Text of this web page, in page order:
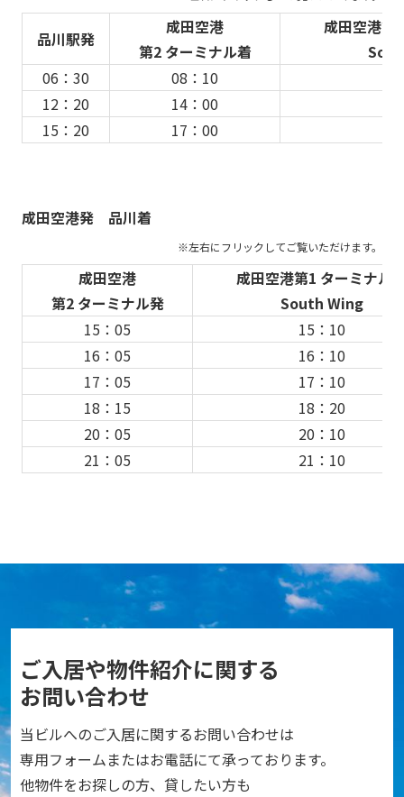
品川駅発
成田空港
第2 ターミナル着
成田空港第
06：30
08：10
12：20
14：00
15：20
17：00
成田空港発 品川着
成田空港
第2 ターミナル発
成田空港第1 ターミナル
South Wing
15：05
15：10
16：05
16：10
17：05
17：10
18：15
18：20
20：05
20：10
21：05
21：10
ご入居や物件紹介に関する
お問い合わせ
当ビルへのご入居に関するお問い合わせは
専用フォームまたはお電話にて承っております。
他物件をお探しの方、貸したい方も